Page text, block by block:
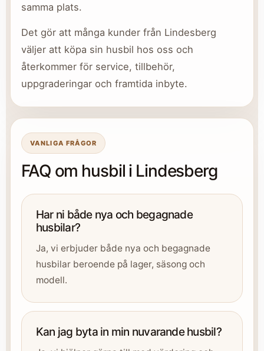
samma plats.
Det gör att många kunder från Lindesberg
väljer att köpa sin husbil hos oss och
återkommer för service, tillbehör,
uppgraderingar och framtida inbyte.
VANLIGA FRÅGOR
FAQ om husbil i Lindesberg
Har ni både nya och begagnade
husbilar?
Ja, vi erbjuder både nya och begagnade
husbilar beroende på lager, säsong och
modell.
Kan jag byta in min nuvarande husbil?